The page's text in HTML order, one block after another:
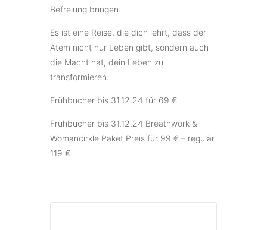
Befreiung bringen.
Es ist eine Reise, die dich lehrt, dass der
Atem nicht nur Leben gibt, sondern auch
die Macht hat, dein Leben zu
transformieren.
Frühbucher bis 31.12.24 für 69 €
Frühbucher bis 31.12.24 Breathwork &
Womancirkle Paket Preis für 99 € – regulär
119 €